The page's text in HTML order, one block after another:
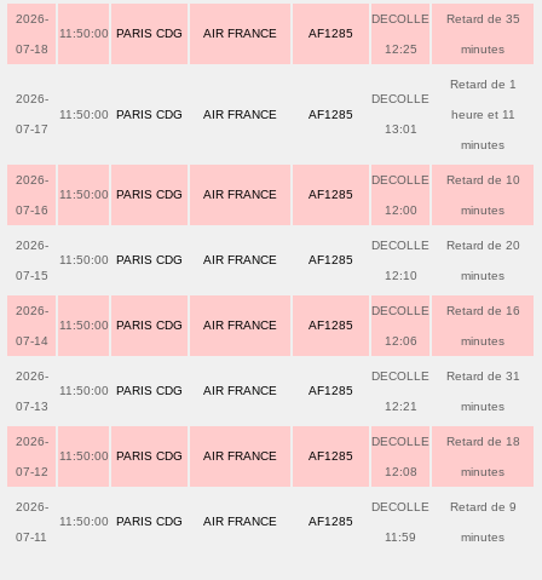
2026-
07-18
11:50:00 PARIS CDG AIR FRANCE AF1285
DECOLLE
12:25
Retard de 35
minutes
2026-
07-17
11:50:00 PARIS CDG AIR FRANCE AF1285
DECOLLE
13:01
Retard de 1
heure et 11
minutes
2026-
07-16
11:50:00 PARIS CDG AIR FRANCE AF1285
DECOLLE
12:00
Retard de 10
minutes
2026-
07-15
11:50:00 PARIS CDG AIR FRANCE AF1285
DECOLLE
12:10
Retard de 20
minutes
2026-
07-14
11:50:00 PARIS CDG AIR FRANCE AF1285
DECOLLE
12:06
Retard de 16
minutes
2026-
07-13
11:50:00 PARIS CDG AIR FRANCE AF1285
DECOLLE
12:21
Retard de 31
minutes
2026-
07-12
11:50:00 PARIS CDG AIR FRANCE AF1285
DECOLLE
12:08
Retard de 18
minutes
2026-
07-11
11:50:00 PARIS CDG AIR FRANCE AF1285
DECOLLE
11:59
Retard de 9
minutes